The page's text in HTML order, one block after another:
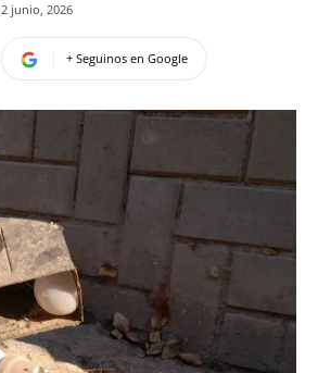
2 junio, 2026
+ Seguinos en Google